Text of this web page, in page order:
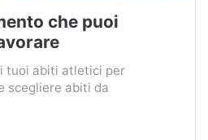
che puoi
tuoi abiti atletici per
scegliere abiti da